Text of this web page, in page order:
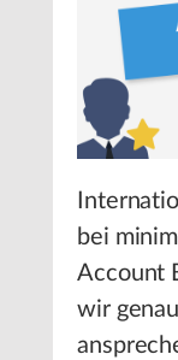
bei
Account
wir